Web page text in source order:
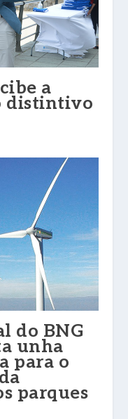
a
distintivo
do BNG
unha
para o
parques